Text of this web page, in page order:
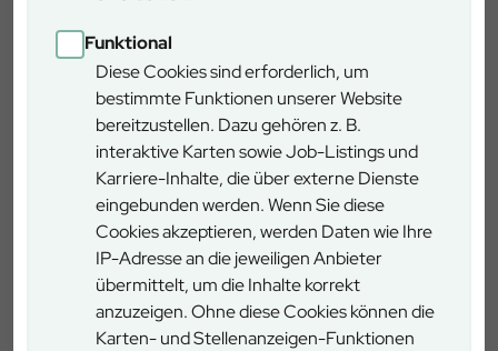
Funktional
Diese Cookies sind erforderlich, um
bestimmte Funktionen unserer Website
bereitzustellen. Dazu gehören z. B.
interaktive Karten sowie Job-Listings und
Karriere-Inhalte, die über externe Dienste
eingebunden werden. Wenn Sie diese
Cookies akzeptieren, werden Daten wie Ihre
IP-Adresse an die jeweiligen Anbieter
übermittelt, um die Inhalte korrekt
anzuzeigen. Ohne diese Cookies können die
Karten- und Stellenanzeigen-Funktionen
Barrierefreiheit
Am Baumwipfelpfad Steigerwald findet man alles, was man
braucht – nur keine Barrieren. Weil er geschickt die
Hanglage ausnützt, kommt der Baumwipfelpfad mit einer
geringen Steigung aus, die im spiraligen Aufstieg zum
Aussichtsturm maximal sechs Prozent erreicht. Damit ist
er sowohl für Rollstühle und Kinderwagen geeignet als
auch für Menschen, die nicht so gut zu Fuß unterwegs
sind. Dafür steht auch das Qualitätssiegel „Barrierefreiheit
geprüft“ des Deutschen Tourismusverbandes. Dies haben
wir nun zum Zweiten Mal erhalten!